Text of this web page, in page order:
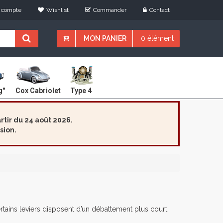
Wishlist Commander Contact
MON PANIER 0 élément
Cox Cabriolet Type 4
du 24 août 2026.
leviers disposent d’un débattement plus court